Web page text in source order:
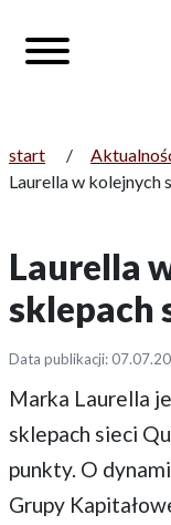
start /
Laurella w kolejnych
Laurella
sklepach
Data publikacji:
Marka Laurella
sklepach sieci
punkty. O
Grupy